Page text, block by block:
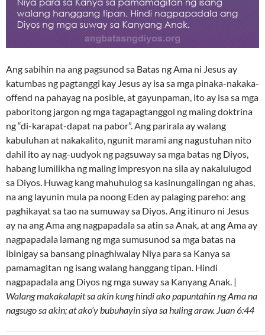
Ang sabihin na ang pagsunod sa Batas ng Ama ni Jesus ay
katumbas ng pagtanggi kay Jesus ay isa sa mga pinaka-nakaka-
offend na pahayag na posible, at gayunpaman, ito ay isa sa mga
paboritong jargon ng mga tagapagtanggol ng maling doktrina
ng “di-karapat-dapat na pabor”. Ang parirala ay walang
kabuluhan at nakakalito, ngunit marami ang nagustuhan nito
dahil ito ay nag-uudyok ng pagsuway sa mga batas ng Diyos,
habang lumilikha ng maling impresyon na sila ay nakalulugod
sa Diyos. Huwag kang mahuhulog sa kasinungalingan ng ahas,
na ang layunin mula pa noong Eden ay palaging pareho: ang
paghikayat sa tao na sumuway sa Diyos. Ang itinuro ni Jesus
ay na ang Ama ang nagpapadala sa atin sa Anak, at ang Ama ay
nagpapadala lamang ng mga sumusunod sa mga batas na
ibinigay sa bansang pinaghiwalay Niya para sa Kanya sa
pamamagitan ng isang walang hanggang tipan. Hindi
nagpapadala ang Diyos ng mga suway sa Kanyang Anak. |
Walang makakalapit sa akin kung hindi ako papuntahin ng Ama na
nagsugo sa akin; at ako’y bubuhayin siya sa huling araw. Juan 6:44